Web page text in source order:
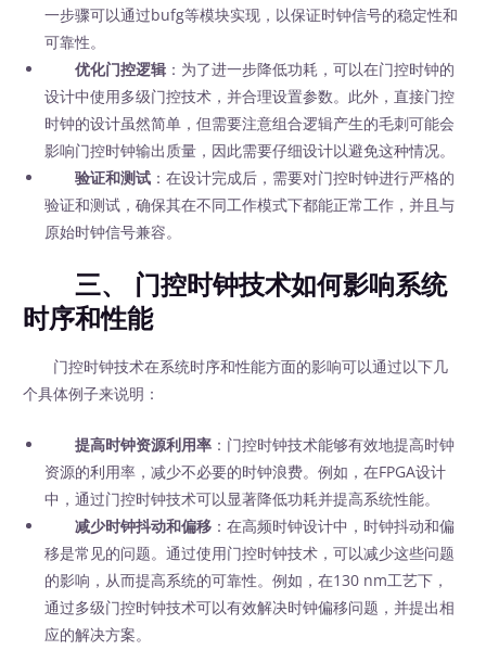
一步骤可以通过bufg等模块实现，以保证时钟信号的稳定性和
可靠性。
优化门控逻辑 ：为了进一步降低功耗，可以在门控时钟的
设计中使用多级门控技术，并合理设置参数。此外，直接门控
时钟的设计虽然简单，但需要注意组合逻辑产生的毛刺可能会
影响门控时钟输出质量，因此需要仔细设计以避免这种情况。
验证和测试 ：在设计完成后，需要对门控时钟进行严格的
验证和测试，确保其在不同工作模式下都能正常工作，并且与
原始时钟信号兼容。
三、 门控时钟技术如何影响系统
时序和性能
门控时钟技术在系统时序和性能方面的影响可以通过以下几
个具体例子来说明：
提高时钟资源利用率 ：门控时钟技术能够有效地提高时钟
资源的利用率，减少不必要的时钟浪费。例如，在FPGA设计
中，通过门控时钟技术可以显著降低功耗并提高系统性能。
减少时钟抖动和偏移 ：在高频时钟设计中，时钟抖动和偏
移是常见的问题。通过使用门控时钟技术，可以减少这些问题
的影响，从而提高系统的可靠性。例如，在130 nm工艺下，
通过多级门控时钟技术可以有效解决时钟偏移问题，并提出相
应的解决方案。